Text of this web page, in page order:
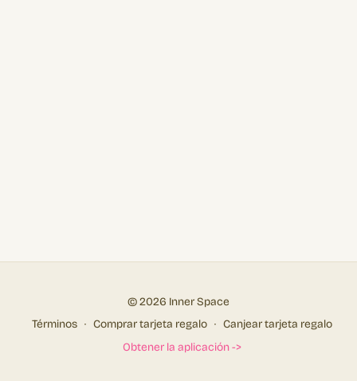
© 2026 Inner Space
Términos ∙ Comprar tarjeta regalo ∙ Canjear tarjeta regalo
Obtener la aplicación ->